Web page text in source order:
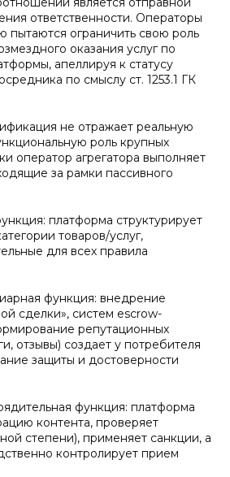
ответственности. Операторы
пытаются ограничить свою роль
оказания услуг по
апеллируя к статусу
по смыслу ст. 1253.1 ГК
не отражает реальную
роль крупных
оператор агрегатора выполняет
за рамки пассивного
платформа структурирует
товаров/услуг,
для всех правила
функция: внедрение
сделки», систем escrow-
репутационных
отзывы) создает у потребителя
защиты и достоверности
функция: платформа
контента, проверяет
степени), применяет санкции, а
контролирует прием